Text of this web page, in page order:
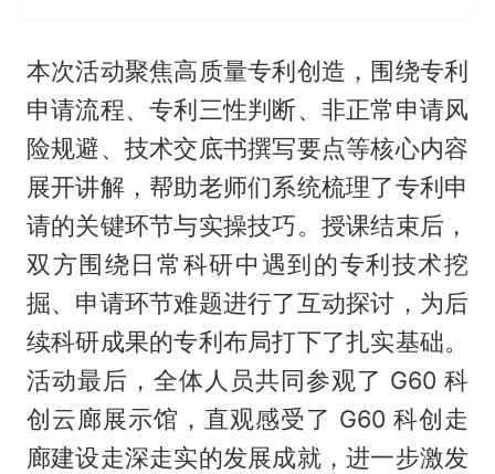
本次活动聚焦高质量专利创造，围绕专利
申请流程、专利三性判断、非正常申请风
险规避、技术交底书撰写要点等核心内容
展开讲解，帮助老师们系统梳理了专利申
请的关键环节与实操技巧。授课结束后，
双方围绕日常科研中遇到的专利技术挖
掘、申请环节难题进行了互动探讨，为后
续科研成果的专利布局打下了扎实基础。
活动最后，全体人员共同参观了 G60 科
创云廊展示馆，直观感受了 G60 科创走
廊建设走深走实的发展成就，进一步激发